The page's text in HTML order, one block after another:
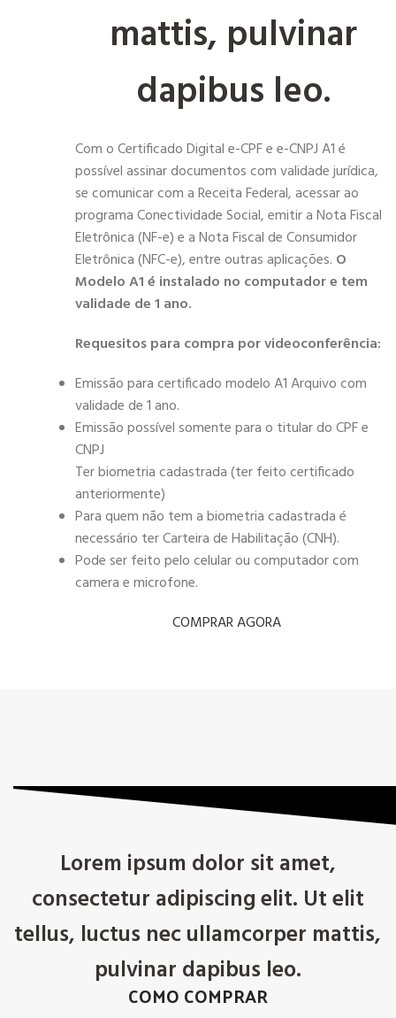
mattis, pulvinar
dapibus leo.
Com o Certificado Digital e-CPF e e-CNPJ A1 é
possível assinar documentos com validade jurídica,
se comunicar com a Receita Federal, acessar ao
programa Conectividade Social, emitir a Nota Fiscal
Eletrônica (NF-e) e a Nota Fiscal de Consumidor
Eletrônica (NFC-e), entre outras aplicações. O
Modelo A1 é instalado no computador e tem
validade de 1 ano.
Requesitos para compra por videoconferência:
Emissão para certificado modelo A1 Arquivo com
validade de 1 ano.
Emissão possível somente para o titular do CPF e
CNPJ
Ter biometria cadastrada (ter feito certificado
anteriormente)
Para quem não tem a biometria cadastrada é
necessário ter Carteira de Habilitação (CNH).
Pode ser feito pelo celular ou computador com
camera e microfone.
COMPRAR AGORA
Lorem ipsum dolor sit amet,
consectetur adipiscing elit. Ut elit
tellus, luctus nec ullamcorper mattis,
pulvinar dapibus leo.
COMO COMPRAR